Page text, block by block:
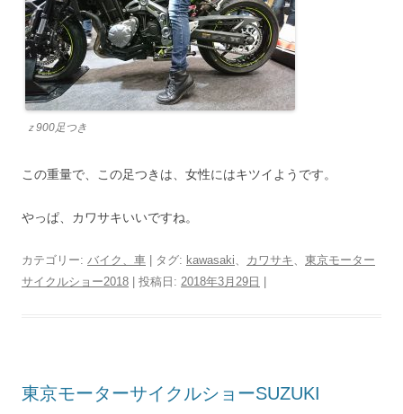
ｚ900足つき
この重量で、この足つきは、女性にはキツイようです。
やっぱ、カワサキいいですね。
カテゴリー: バイク、車 | タグ: kawasaki、 カワサキ、 東京モーター
サイクルショー2018 | 投稿日: 2018年3月29日
東京モーターサイクルショーSUZUKI